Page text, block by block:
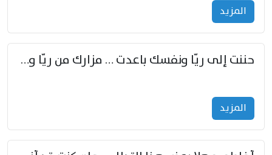
المزید
حننت إلى ريّا ونفسك باعدت … مزارك من ريّا وشعباكما معا
المزید